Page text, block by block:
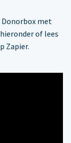
met
of lees
Zapier.